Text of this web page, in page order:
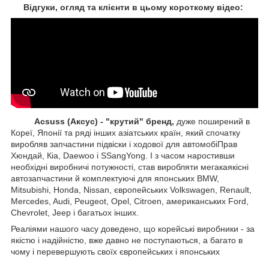
Відгуки, огляд та клієнти в цьому короткому відео:
Acsuss (Аксус) - "крутий" бренд, дуже поширений в
Кореї, Японії та ряді інших азіатських країн, який спочатку
виробляв запчастини підвіски і ходової для автомобіПрав
Хюндай, Кіа, Daewoo і SSangYong. І з часом наростивши
необхідні виробничі потужності, став виробляти мегакаякісні
автозапчастини й комплектуючі для японських BMW,
Mitsubishi, Honda, Nissan, європейських Volkswagen, Renault,
Mercedes, Audi, Peugeot, Opel, Citroen, американських Ford,
Chevrolet, Jeep і багатьох інших.
Реаліями нашого часу доведено, що корейські виробники - за
якістю і надійністю, вже давно не поступаються, а багато в
чому і перевершують своїх європейських і японських